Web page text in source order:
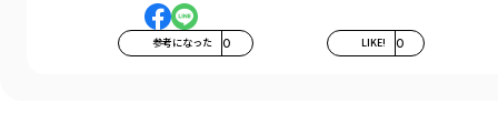
参考になった 0 LIKE! 0
branshes
／2025秋冬
その他グッズ>その他アイテム